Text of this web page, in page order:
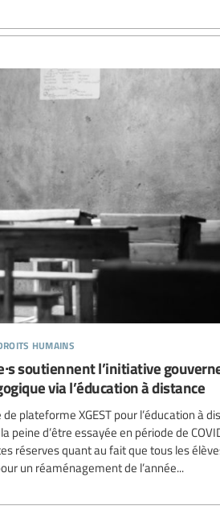
humains
soutiennent l’initiative
via l’éducation à distance
de plateforme XGEST pour l’éducation à
peine d’être essayée en période de
réserves quant au fait que tous les
un réaménagement de l’année...